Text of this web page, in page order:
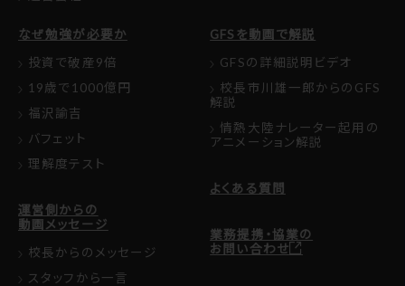
なぜ勉強が必要か
投資で破産9倍
19歳で1000億円
福沢諭吉
バフェット
理解度テスト
運営側からの
動画メッセージ
校長からのメッセージ
スタッフから一言
GFSを動画で解説
GFSの詳細説明ビデオ
校長市川雄一郎からのGFS
解説
情熱大陸ナレーター起用の
アニメーション解説
よくある質問
業務提携・協業の
お問い合わせ